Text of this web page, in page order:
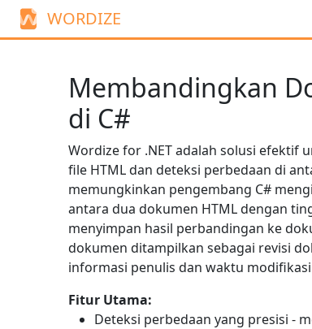
WORDIZE
Membandingkan
di C#
Wordize for .NET adalah solusi efektif
file HTML dan deteksi perbedaan di
memungkinkan pengembang C#
antara dua dokumen HTML dengan
menyimpan hasil perbandingan ke
dokumen ditampilkan sebagai revisi
informasi penulis dan waktu
Fitur Utama:
Deteksi perbedaan yang presisi -